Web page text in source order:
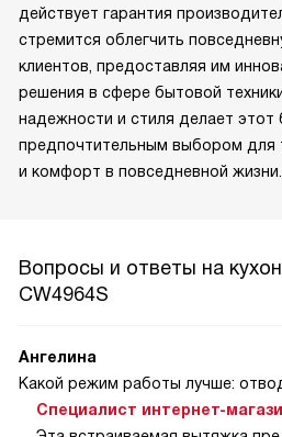
действует гарантия
стремится облегчить
клиентов, предоставляя им
решения в сфере бытовой
надежности и стиля делает этот
предпочтительным выбором для
и комфорт в повседневной жизни.
Вопросы и ответы на
CW4964S
Ангелина
Какой режим работы лучше:
Специалист интернет-